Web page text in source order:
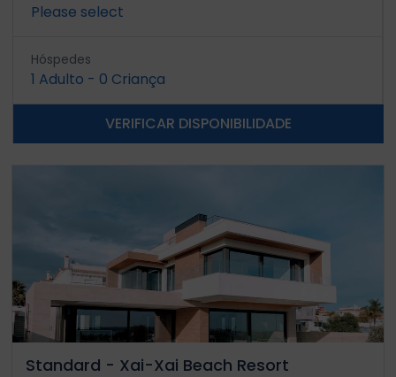
Please select
Hóspedes
1 Adulto - 0 Criança
VERIFICAR DISPONIBILIDADE
Standard - Xai-Xai Beach Resort